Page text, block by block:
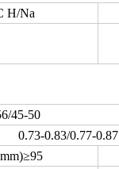
H/Na
45-50
0.73-0.83/0.77-0.87